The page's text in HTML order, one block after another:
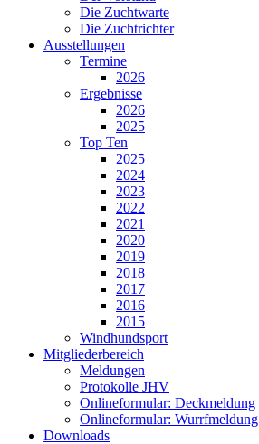
Die Zuchtwarte
Die Zuchtrichter
Ausstellungen
Termine
2026
Ergebnisse
2026
2025
Top Ten
2025
2024
2023
2022
2021
2020
2019
2018
2017
2016
2015
Windhundsport
Mitgliederbereich
Meldungen
Protokolle JHV
Onlineformular: Deckmeldung
Onlineformular: Wurrfmeldung
Downloads